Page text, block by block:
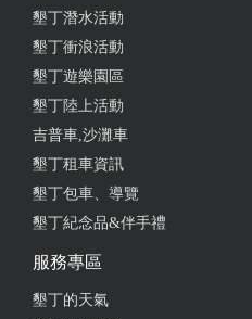
墾丁潛水活動
墾丁衝浪活動
墾丁遊樂園區
墾丁陸上活動
吉普車,沙灘車
墾丁租車資訊
墾丁包車、導覽
墾丁紀念品&伴手禮
服務專區
墾丁的天氣